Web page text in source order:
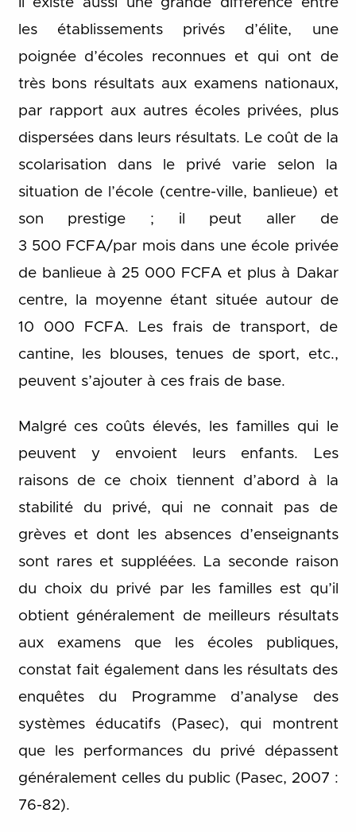
les établissements privés d’élite, une
poignée d’écoles reconnues et qui ont de
très bons résultats aux examens nationaux,
par rapport aux autres écoles privées, plus
dispersées dans leurs résultats. Le coût de la
scolarisation dans le privé varie selon la
situation de l’école (centre-ville, banlieue) et
son prestige ; il peut aller de
3 500 FCFA/par mois dans une école privée
de banlieue à 25 000 FCFA et plus à Dakar
centre, la moyenne étant située autour de
10 000 FCFA. Les frais de transport, de
cantine, les blouses, tenues de sport, etc.,
peuvent s’ajouter à ces frais de base.
Malgré ces coûts élevés, les familles qui le
peuvent y envoient leurs enfants. Les
raisons de ce choix tiennent d’abord à la
stabilité du privé, qui ne connait pas de
grèves et dont les absences d’enseignants
sont rares et suppléées. La seconde raison
du choix du privé par les familles est qu’il
obtient généralement de meilleurs résultats
aux examens que les écoles publiques,
constat fait également dans les résultats des
enquêtes du Programme d’analyse des
systèmes éducatifs (Pasec), qui montrent
que les performances du privé dépassent
généralement celles du public (Pasec, 2007 :
76-82).